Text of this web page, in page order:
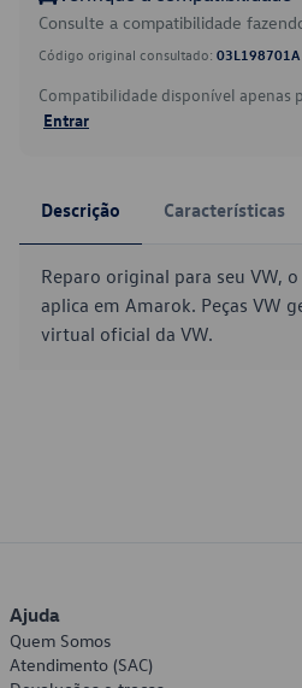
Consulte a compatibilidade
Código original consultado: 03L198701A
Compatibilidade disponível apenas
Entrar
Descrição Características
Reparo original para seu VW,
aplica em Amarok. Peças VW
virtual oficial da VW.
Ajuda
Quem Somos
Atendimento (SAC)